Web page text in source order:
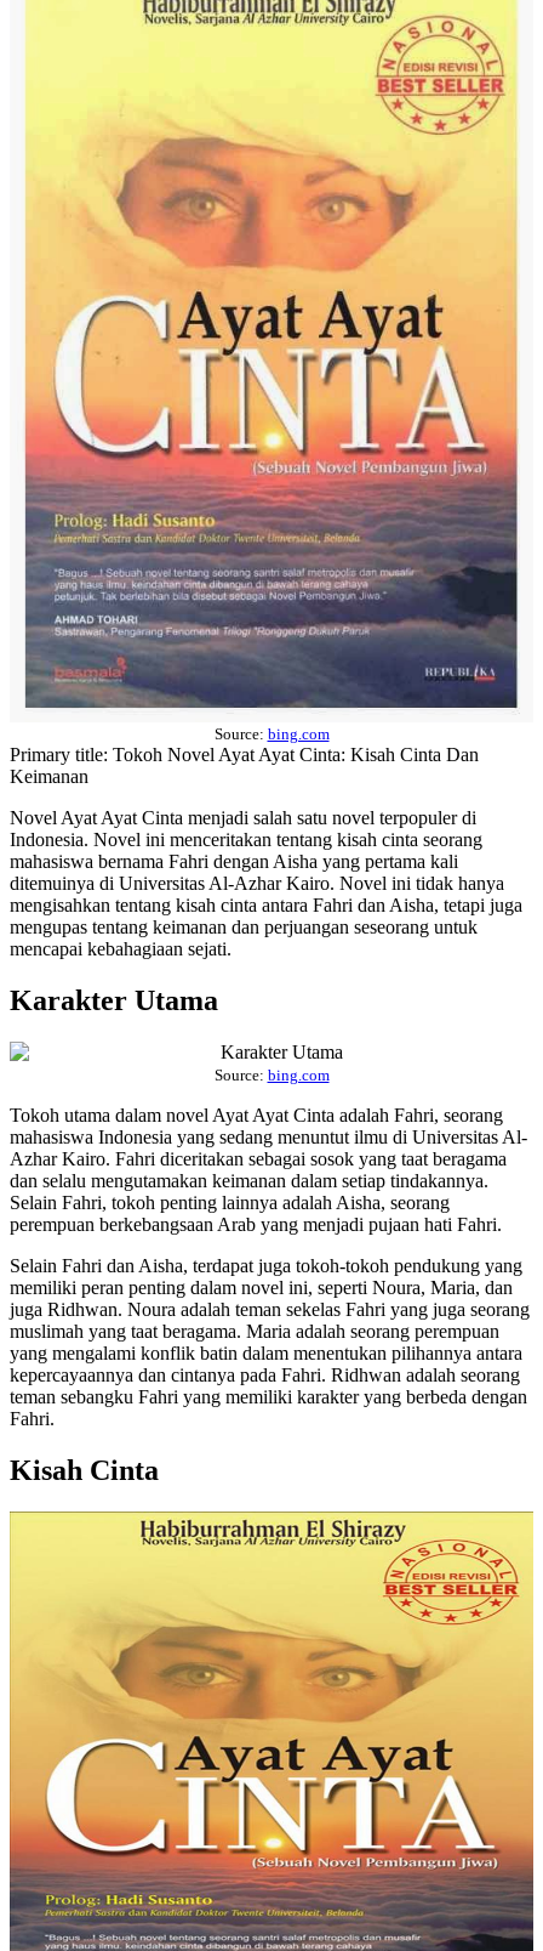
Source: bing.com
Primary title: Tokoh Novel Ayat Ayat Cinta: Kisah Cinta Dan
Keimanan
Novel Ayat Ayat Cinta menjadi salah satu novel terpopuler di
Indonesia. Novel ini menceritakan tentang kisah cinta seorang
mahasiswa bernama Fahri dengan Aisha yang pertama kali
ditemuinya di Universitas Al-Azhar Kairo. Novel ini tidak hanya
mengisahkan tentang kisah cinta antara Fahri dan Aisha, tetapi juga
mengupas tentang keimanan dan perjuangan seseorang untuk
mencapai kebahagiaan sejati.
Karakter Utama
Source: bing.com
Tokoh utama dalam novel Ayat Ayat Cinta adalah Fahri, seorang
mahasiswa Indonesia yang sedang menuntut ilmu di Universitas Al-
Azhar Kairo. Fahri diceritakan sebagai sosok yang taat beragama
dan selalu mengutamakan keimanan dalam setiap tindakannya.
Selain Fahri, tokoh penting lainnya adalah Aisha, seorang
perempuan berkebangsaan Arab yang menjadi pujaan hati Fahri.
Selain Fahri dan Aisha, terdapat juga tokoh-tokoh pendukung yang
memiliki peran penting dalam novel ini, seperti Noura, Maria, dan
juga Ridhwan. Noura adalah teman sekelas Fahri yang juga seorang
muslimah yang taat beragama. Maria adalah seorang perempuan
yang mengalami konflik batin dalam menentukan pilihannya antara
kepercayaannya dan cintanya pada Fahri. Ridhwan adalah seorang
teman sebangku Fahri yang memiliki karakter yang berbeda dengan
Fahri.
Kisah Cinta